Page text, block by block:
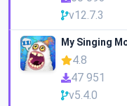
v12.7.3
My Singing
4.8
47 951
v5.4.0